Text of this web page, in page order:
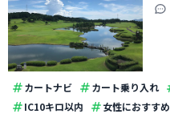
カートナビ カート乗り入れ
IC10キロ以内
女性におすすめ